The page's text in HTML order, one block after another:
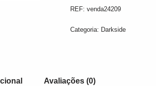
REF:venda24209
Categoria: Darkside
Avaliações (0)